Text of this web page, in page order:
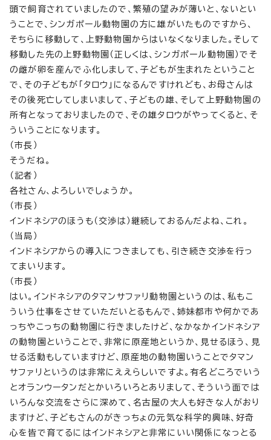
頭で飼育されていましたので、繁殖の望みが薄いと、ないとい
うことで、シンガポール動物園の方に雄がいたものですから、
そちらに移動して、上野動物園からはいなくなりました。そして
移動した先の上野動物園（正しくは、シンガポール動物園）でそ
の雌が卵を産んでふ化しまして、子どもが生まれたということ
で、その子どもが「タロウ」になるんですけれども、お母さんは
その後死亡してしまいまして、子どもの雄、そして上野動物園の
所有となっておりましたので、その雄タロウがやってくると、そ
ういうことになります。
（市長）
そうだね。
（記者）
各社さん、よろしいでしょうか。
（市長）
インドネシアのほうも（交渉は）継続しておるんだよね、これ。
（当局）
インドネシアからの導入につきましても、引き続き交渉を行っ
てまいります。
（市長）
はい。インドネシアのタマンサファリ動物園というのは、私もこ
ういう仕事をさせていただいとるもんで、姉妹都市や何かであ
っちやこっちの動物園に行きましたけど、なかなかインドネシア
の動物園ということで、非常に原産地というか、見せるほう、見
せる活動もしていますけど、原産地の動物園いうことでタマン
サファリというのは非常にええらしいですよ。有名どころでいう
とオランウータンだとかいろいろとありまして、そういう面では
いろんな交流をさらに深めて、名古屋の大人も好きな人がおり
ますけど、子どもさんのがきっちょの元気な科学的興味、好奇
心を皆で育てるにはインドネシアと非常にいい関係になっとる